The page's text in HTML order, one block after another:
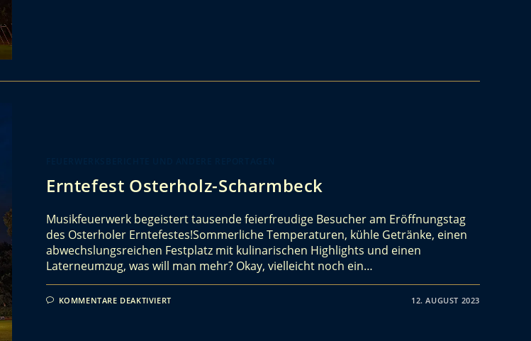
Erntefest Osterholz-Scharmbeck
Musikfeuerwerk begeistert tausende feierfreudige Besucher am Eröffnungstag
des Osterholer Erntefestes!Sommerliche Temperaturen, kühle Getränke, einen
abwechslungsreichen Festplatz mit kulinarischen Highlights und einen
Laterneumzug, was will man mehr? Okay, vielleicht noch ein…
KOMMENTARE DEAKTIVIERT 12. AUGUST 2023